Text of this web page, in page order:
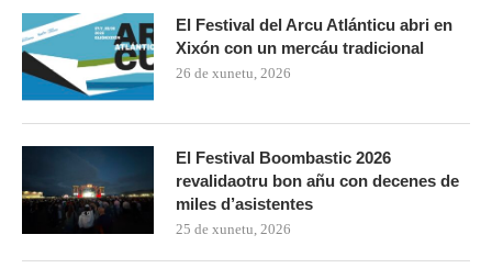
El Festival del Arcu Atlánticu abri en
Xixón con un mercáu tradicional
26 de xunetu, 2026
El Festival Boombastic 2026
revalidaotru bon añu con decenes de
miles d’asistentes
25 de xunetu, 2026